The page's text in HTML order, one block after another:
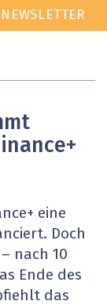
eine
Doch
nach 10
Ende des
das